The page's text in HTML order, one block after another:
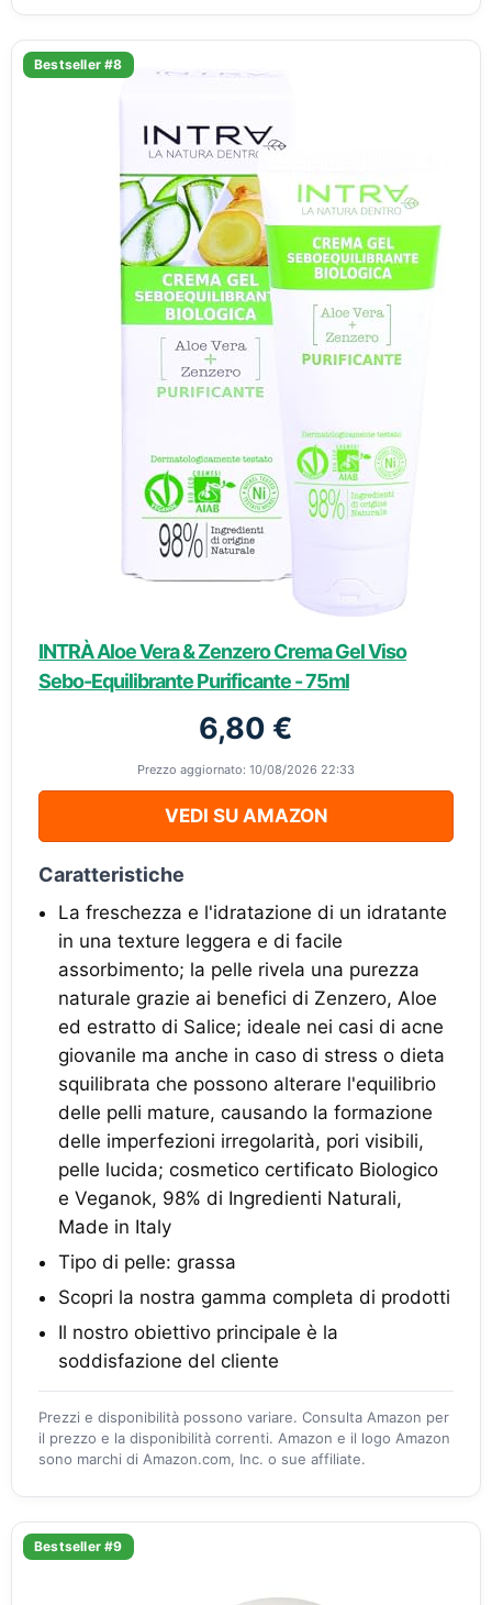
Bestseller #8
INTRÀ Aloe Vera & Zenzero Crema Gel Viso
Sebo-Equilibrante Purificante - 75ml
6,80 €
Prezzo aggiornato: 10/08/2026 22:33
VEDI SU AMAZON
Caratteristiche
La freschezza e l'idratazione di un idratante
in una texture leggera e di facile
assorbimento; la pelle rivela una purezza
naturale grazie ai benefici di Zenzero, Aloe
ed estratto di Salice; ideale nei casi di acne
giovanile ma anche in caso di stress o dieta
squilibrata che possono alterare l'equilibrio
delle pelli mature, causando la formazione
delle imperfezioni irregolarità, pori visibili,
pelle lucida; cosmetico certificato Biologico
e Veganok, 98% di Ingredienti Naturali,
Made in Italy
Tipo di pelle: grassa
Scopri la nostra gamma completa di prodotti
Il nostro obiettivo principale è la
soddisfazione del cliente
Prezzi e disponibilità possono variare. Consulta Amazon per
il prezzo e la disponibilità correnti. Amazon e il logo Amazon
sono marchi di Amazon.com, Inc. o sue affiliate.
Bestseller #9